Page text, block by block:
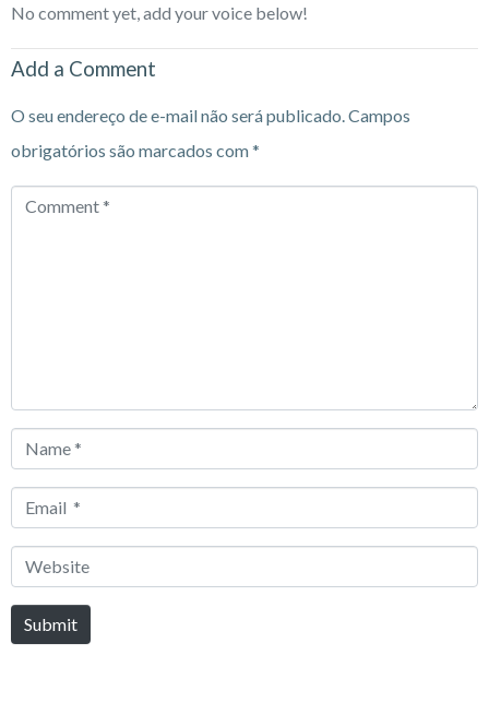
No comment yet, add your voice below!
Add a Comment
O seu endereço de e-mail não será publicado.Campos
obrigatórios são marcados com*
Comment
Name
Email
Website
Submit